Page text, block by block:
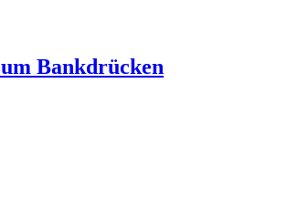
Bankdrücken